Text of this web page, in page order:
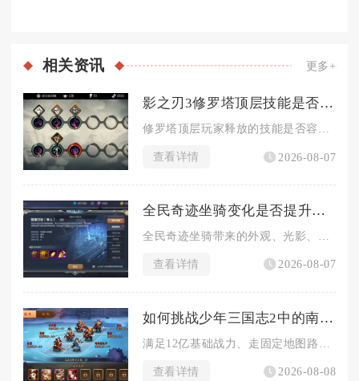
相关资讯 更多+
影之刃3修罗塔顶层技能是否容易被打断
修罗塔顶层玩家释放的技能是否容易被打断，核心取决于技能自带霸...
查看详情 2026-08-07
全民奇迹坐骑变化是否提升了游戏的视觉效果
查看详情 2026-08-07
如何挑战少年三国志2中的南华老仙
查看详情 2026-08-08